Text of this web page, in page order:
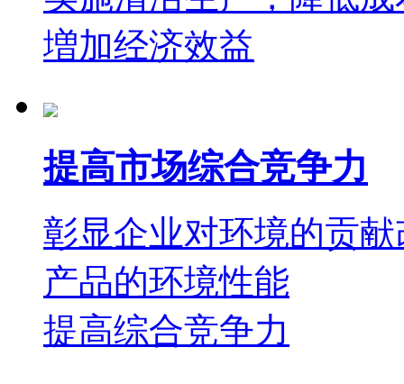
増加经济效益
提高市场综合竞争力
彰显企业对环境的贡献
产品的环境性能
提高综合竞争力